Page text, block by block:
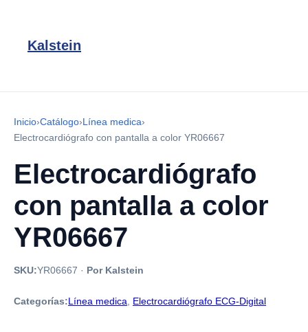
Kalstein
Inicio›Catálogo›Línea medica›
Electrocardiógrafo con pantalla a color YR06667
Electrocardiógrafo
con pantalla a color
YR06667
SKU:YR06667 · Por Kalstein
Categorías:Línea medica Electrocardiógrafo ECG-Digital